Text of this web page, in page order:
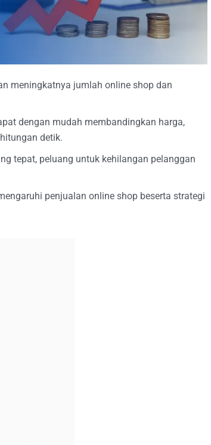
meningkatnya jumlah online shop dan
dengan mudah membandingkan harga,
detik.
tepat, peluang untuk kehilangan pelanggan
penjualan online shop beserta strategi